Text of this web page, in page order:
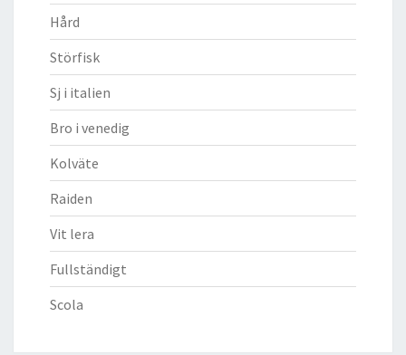
Hård
Störfisk
Sj i italien
Bro i venedig
Kolväte
Raiden
Vit lera
Fullständigt
Scola